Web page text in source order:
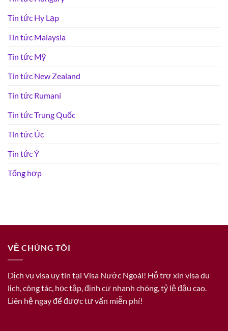
Tin tức Hy Lạp
Tin tức Malaysia
Tin tức Mỹ
Tin tức New Zealand
Tin tức Rumani
Tin tức Trung Quốc
Tin tức Úc
Tin tức Ý
Tổng hợp
VỀ CHÚNG TÔI
Dịch vụ visa uy tín tại Visa Nước Ngoài! Hỗ trợ xin visa du
lịch, công tác, học tập, định cư nhanh chóng, tỷ lệ đậu cao.
Liên hệ ngay để được tư vấn miễn phí!